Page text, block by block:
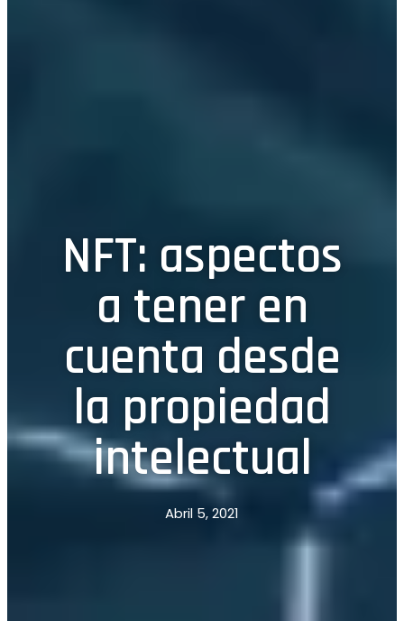
NFT: aspectos
a tener en
cuenta desde
la propiedad
intelectual
Abril 5, 2021